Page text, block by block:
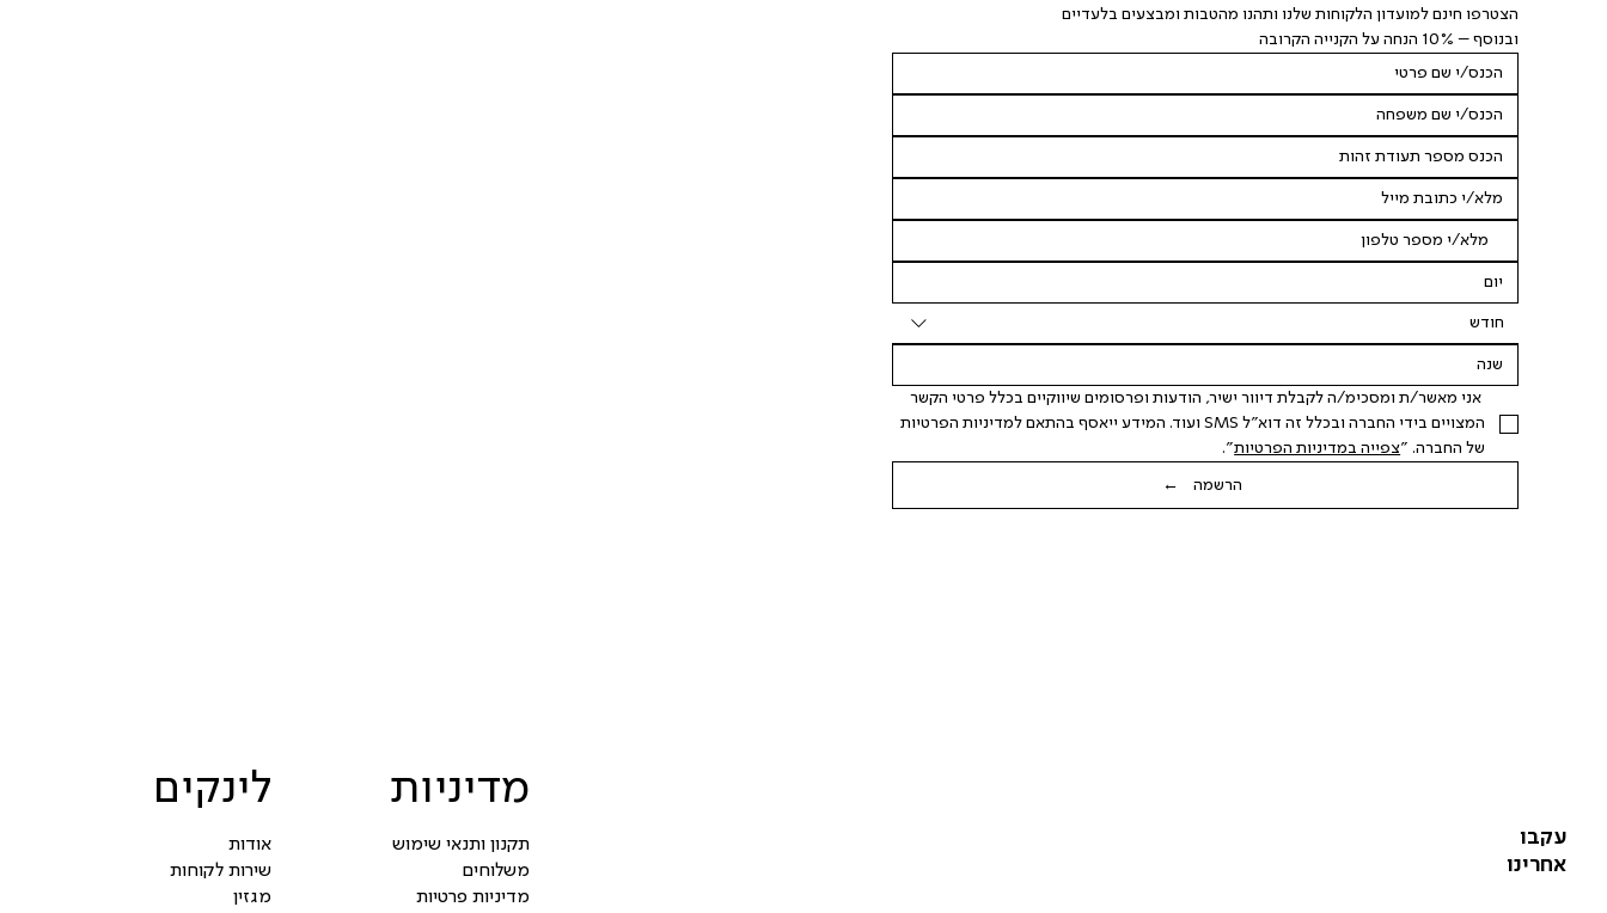
מדיניות
תקנון ותנאי שימוש
משלוחים
מדיניות פרטיות
לינקים
אודות
שירות לקוחות
מגזין
עקבו
אחרינו
הצטרפו חינם למועדון הלקוחות שלנו ותהנו מהטבות ומבצעים בלעדיים
ובנוסף – 10% הנחה על הקנייה הקרובה
חודש
אני מאשר/ת ומסכימ/ה לקבלת דיוור ישיר, הודעות ופרסומים שיווקיים בכלל פרטי הקשר
המצויים בידי החברה ובכלל זה דוא"ל SMS ועוד. המידע ייאסף בהתאם למדיניות הפרטיות
של החברה. "צפייה במדיניות הפרטיות".
הרשמה ←